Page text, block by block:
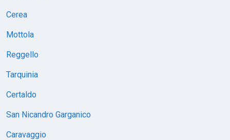
Cerea
Mottola
Reggello
Tarquinia
Certaldo
San Nicandro Garganico
Caravaggio